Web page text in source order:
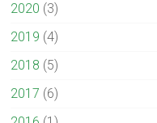
2020 (3)
2019 (4)
2018 (5)
2017 (6)